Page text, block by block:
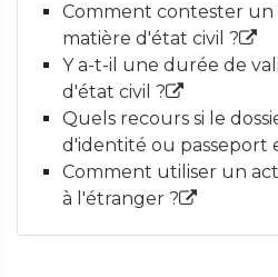
Comment contester un
matière d'état civil ?
Y a-t-il une durée de
d'état civil ?
Quels recours si le
d'identité ou passeport
Comment utiliser un
à l'étranger ?